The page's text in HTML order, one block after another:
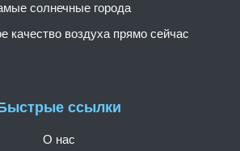
ссылки
О нас
солнечные города
качество воздуха прямо сейчас